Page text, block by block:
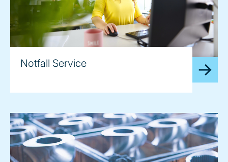
Notfall Service